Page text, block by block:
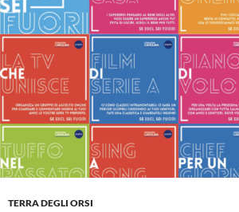
TERRA DEGLI ORSI